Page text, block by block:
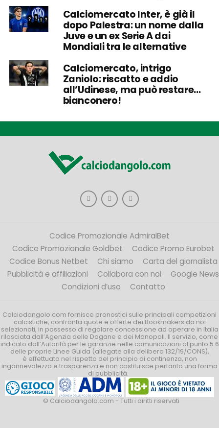
Calciomercato Inter, è già il
dopo Palestra: un nome dalla
Juve e un ex Serie A dai
Mondiali tra le alternative
Calciomercato, intrigo
Zaniolo: riscatto e addio
all’Udinese, ma può restare…
bianconero!
Codice Promozionale AdmiralBet
Codice Promozionale Goldbet
Codice Promo Eurobet
Codice Bonus Netbet
Chi siamo
Carta del giornalista
Pubblicità e affiliazioni
Collabora con noi
Google News
Condizioni d’uso
Contatto
Calciodangolo.com fornisce pronostici sulle principali competizioni
calcistiche, confronta quote e offerte dei Bookmakers da noi
selezionati, in possesso di regolare concessione ad operare in Italia
rilasciata dall’Agenzia delle Dogane e dei Monopoli. Il servizio, come
indicato dall’Autorità per le garanzie nelle comunicazioni al punto 5.6
delle proprie Linee Guida (allegate alla delibera 132/19/CONS),
è effettuato nel rispetto del principio di continenza, non
ingannevolezza e trasparenza e non costituisce pertanto una forma
di pubblicità.
© Calciodangolo.com - Tutti i diritti riservati